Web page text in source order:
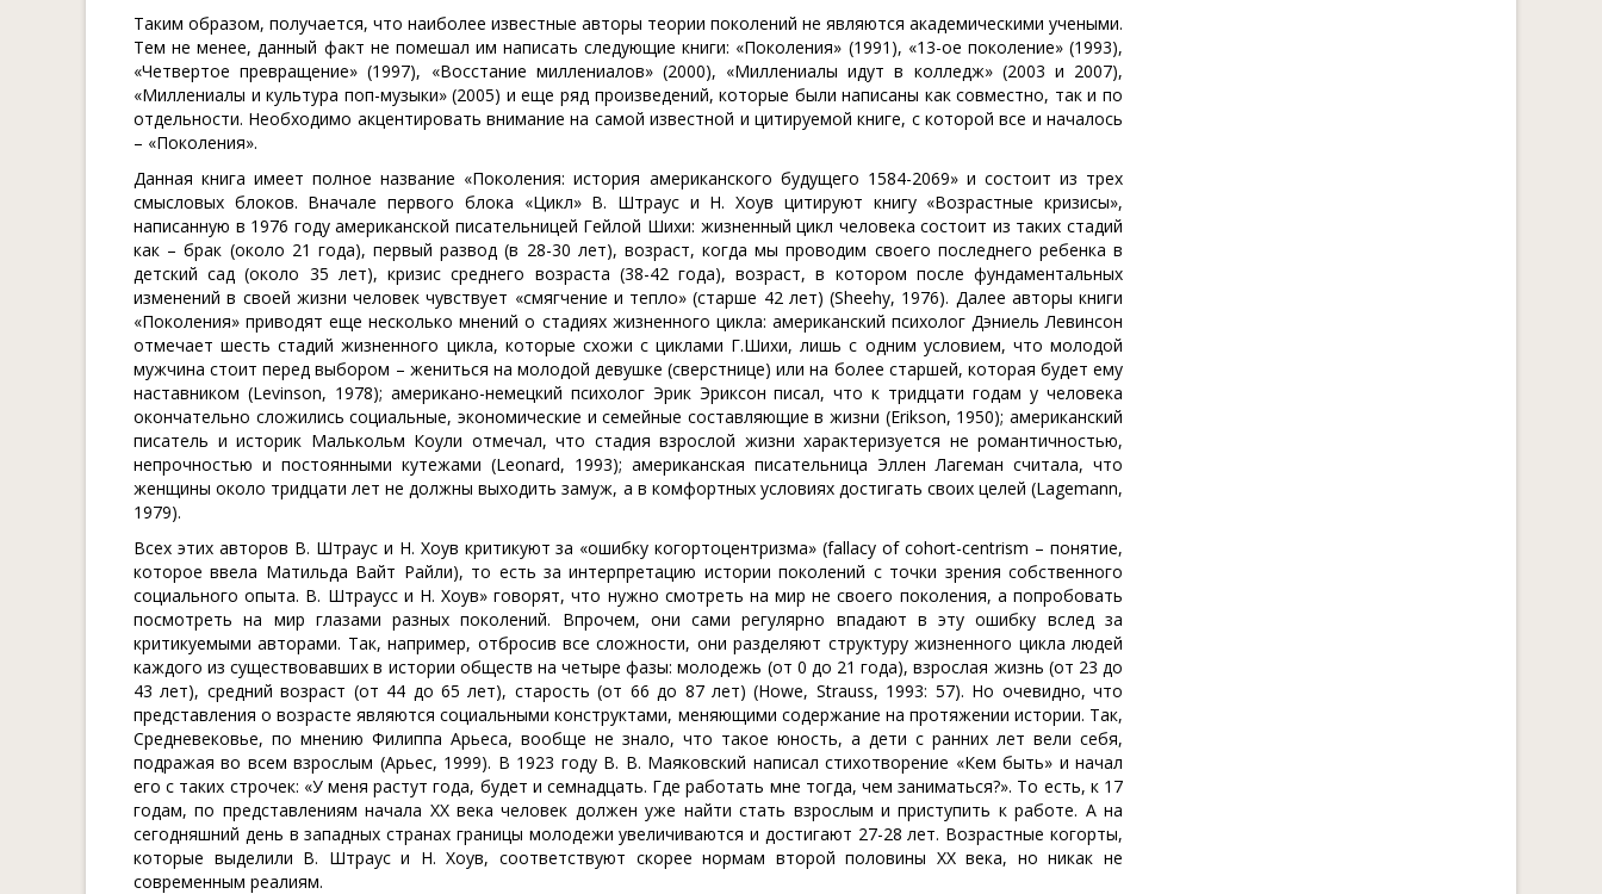
Таким образом, получается, что наиболее известные авторы теории поколений не являются академическими учеными.
Тем не менее, данный факт не помешал им написать следующие книги: «Поколения» (1991), «13-ое поколение» (1993),
«Четвертое превращение» (1997), «Восстание миллениалов» (2000), «Миллениалы идут в колледж» (2003 и 2007),
«Миллениалы и культура поп-музыки» (2005) и еще ряд произведений, которые были написаны как совместно, так и по
отдельности. Необходимо акцентировать внимание на самой известной и цитируемой книге, с которой все и началось
– «Поколения».
Данная книга имеет полное название «Поколения: история американского будущего 1584-2069» и состоит из трех
смысловых блоков. Вначале первого блока «Цикл» В. Штраус и Н. Хоув цитируют книгу «Возрастные кризисы»,
написанную в 1976 году американской писательницей Гейлой Шихи: жизненный цикл человека состоит из таких стадий
как – брак (около 21 года), первый развод (в 28-30 лет), возраст, когда мы проводим своего последнего ребенка в
детский сад (около 35 лет), кризис среднего возраста (38-42 года), возраст, в котором после фундаментальных
изменений в своей жизни человек чувствует «смягчение и тепло» (старше 42 лет) (Sheehy, 1976). Далее авторы книги
«Поколения» приводят еще несколько мнений о стадиях жизненного цикла: американский психолог Дэниель Левинсон
отмечает шесть стадий жизненного цикла, которые схожи с циклами Г.Шихи, лишь с одним условием, что молодой
мужчина стоит перед выбором – жениться на молодой девушке (сверстнице) или на более старшей, которая будет ему
наставником (Levinson, 1978); американо-немецкий психолог Эрик Эриксон писал, что к тридцати годам у человека
окончательно сложились социальные, экономические и семейные составляющие в жизни (Erikson, 1950); американский
писатель и историк Малькольм Коули отмечал, что стадия взрослой жизни характеризуется не романтичностью,
непрочностью и постоянными кутежами (Leonard, 1993); американская писательница Эллен Лагеман считала, что
женщины около тридцати лет не должны выходить замуж, а в комфортных условиях достигать своих целей (Lagemann,
1979).
Всех этих авторов В. Штраус и Н. Хоув критикуют за «ошибку когортоцентризма» (fallacy of cohort-centrism – понятие,
которое ввела Матильда Вайт Райли), то есть за интерпретацию истории поколений с точки зрения собственного
социального опыта. В. Штраусс и Н. Хоув» говорят, что нужно смотреть на мир не своего поколения, а попробовать
посмотреть на мир глазами разных поколений. Впрочем, они сами регулярно впадают в эту ошибку вслед за
критикуемыми авторами. Так, например, отбросив все сложности, они разделяют структуру жизненного цикла людей
каждого из существовавших в истории обществ на четыре фазы: молодежь (от 0 до 21 года), взрослая жизнь (от 23 до
43 лет), средний возраст (от 44 до 65 лет), старость (от 66 до 87 лет) (Howe, Strauss, 1993: 57). Но очевидно, что
представления о возрасте являются социальными конструктами, меняющими содержание на протяжении истории. Так,
Средневековье, по мнению Филиппа Арьеса, вообще не знало, что такое юность, а дети с ранних лет вели себя,
подражая во всем взрослым (Арьес, 1999). В 1923 году В. В. Маяковский написал стихотворение «Кем быть» и начал
его с таких строчек: «У меня растут года, будет и семнадцать. Где работать мне тогда, чем заниматься?». То есть, к 17
годам, по представлениям начала ХХ века человек должен уже найти стать взрослым и приступить к работе. А на
сегодняшний день в западных странах границы молодежи увеличиваются и достигают 27-28 лет. Возрастные когорты,
которые выделили В. Штраус и Н. Хоув, соответствуют скорее нормам второй половины XX века, но никак не
современным реалиям.